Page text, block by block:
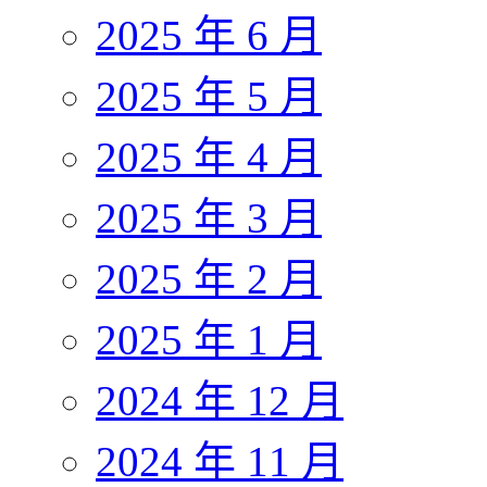
2025 年 6 月
2025 年 5 月
2025 年 4 月
2025 年 3 月
2025 年 2 月
2025 年 1 月
2024 年 12 月
2024 年 11 月